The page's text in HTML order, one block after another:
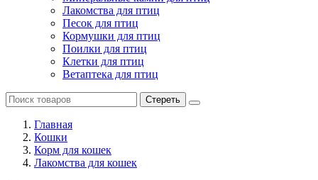
Лакомства для птиц
Песок для птиц
Кормушки для птиц
Поилки для птиц
Клетки для птиц
Ветаптека для птиц
Стереть
Главная
Кошки
Корм для кошек
Лакомства для кошек